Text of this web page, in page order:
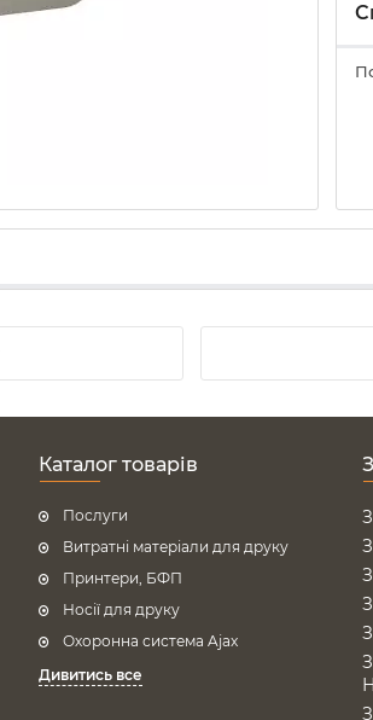
Каталог товарів
Послуги
Витратні матеріали для друку
Принтери, БФП
Носії для друку
Охоронна система Ajax
Дивитись все